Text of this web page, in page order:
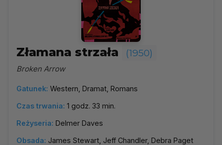
Złamana strzała (1950)
Broken Arrow
Gatunek: Western, Dramat, Romans
Czas trwania: 1 godz. 33 min.
Reżyseria: Delmer Daves
Obsada: James Stewart, Jeff Chandler, Debra Paget